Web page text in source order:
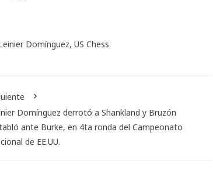
Domínguez, US Chess
Domínguez derrotó a Shankland y Bruzón
ante Burke, en 4ta ronda del Campeonato
de EE.UU.